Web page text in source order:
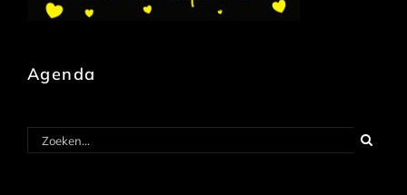
Agenda
Zoeken
naar: